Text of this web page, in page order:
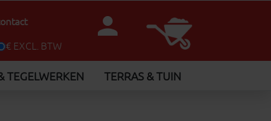
€ EXCL. BTW
person
TEGELWERKEN TERRAS & TUIN